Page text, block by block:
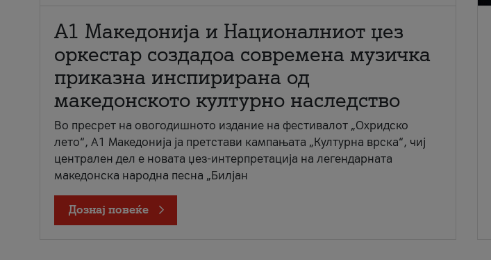
А1 Македонија и Националниот џез
оркестар создадоа современа музичка
приказна инспирирана од
македонското културно наследство
Во пресрет на овогодишното издание на фестивалот „Охридско
лето“, А1 Македонија ја претстави кампањата „Културна врска“, чиј
централен дел е новата џез-интерпретација на легендарната
македонска народна песна „Билјан
Дознај повеќе